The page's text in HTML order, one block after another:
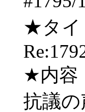
★タイ
★内容
抗議